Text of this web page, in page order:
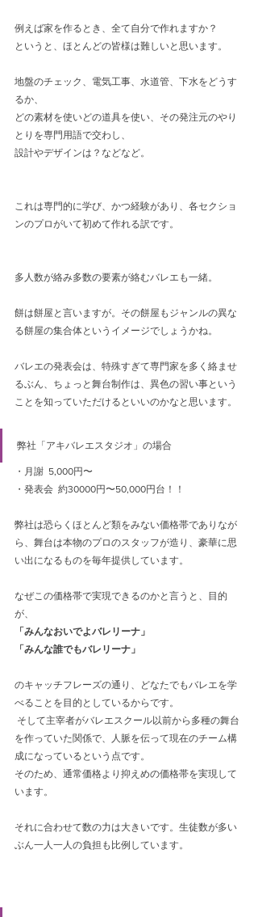
例えば家を作るとき、全て自分で作れますか？
というと、ほとんどの皆様は難しいと思います。
地盤のチェック、電気工事、水道管、下水をどうす
るか、
どの素材を使いどの道具を使い、その発注元のやり
とりを専門用語で交わし、
設計やデザインは？などなど。
これは専門的に学び、かつ経験があり、各セクショ
ンのプロがいて初めて作れる訳です。
多人数が絡み多数の要素が絡むバレエも一緒。
餅は餅屋と言いますが。その餅屋もジャンルの異な
る餅屋の集合体というイメージでしょうかね。
バレエの発表会は、特殊すぎて専門家を多く絡ませ
るぶん、ちょっと舞台制作は、異色の習い事という
ことを知っていただけるといいのかなと思います。
弊社「アキバレエスタジオ」の場合
・月謝  5,000円〜
・発表会  約30000円〜50,000円台！！
弊社は恐らくほとんど類をみない価格帯でありなが
ら、舞台は本物のプロのスタッフが造り、豪華に思
い出になるものを毎年提供しています。
なぜこの価格帯で実現できるのかと言うと、目的
が、
「みんなおいでよバレリーナ」
「みんな誰でもバレリーナ」
のキャッチフレーズの通り、どなたでもバレエを学
べることを目的としているからです。
を作っていた関係で、人脈を伝って現在のチーム構
成になっているという点です。
そのため、通常価格より抑えめの価格帯を実現して
います。
それに合わせて数の力は大きいです。生徒数が多い
ぶん一人一人の負担も比例しています。